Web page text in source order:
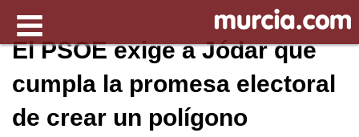
El PSOE exige a Jódar que
cumpla la promesa electoral
de crear un polígono